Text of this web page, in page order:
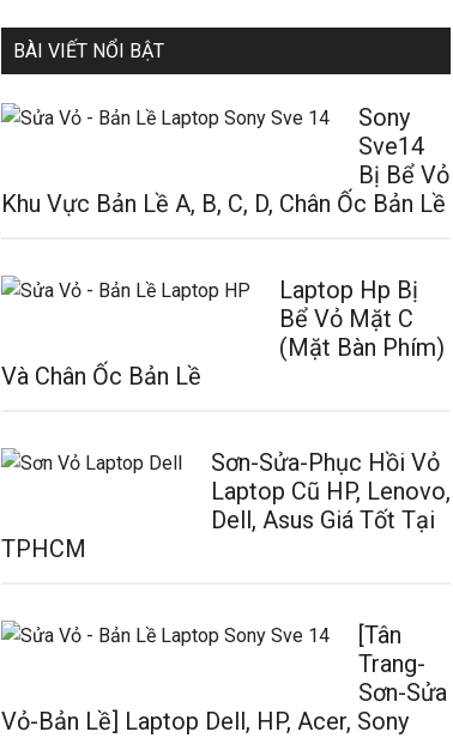
BÀI VIẾT NỔI BẬT
Sony
Sve14
Bị Bể Vỏ
Khu Vực Bản Lề A, B, C, D, Chân Ốc Bản Lề
Laptop Hp Bị
Bể Vỏ Mặt C
(Mặt Bàn Phím)
Và Chân Ốc Bản Lề
Sơn-Sửa-Phục Hồi Vỏ
Laptop Cũ HP, Lenovo,
Dell, Asus Giá Tốt Tại
TPHCM
[Tân
Trang-
Sơn-Sửa
Vỏ-Bản Lề] Laptop Dell, HP, Acer, Sony